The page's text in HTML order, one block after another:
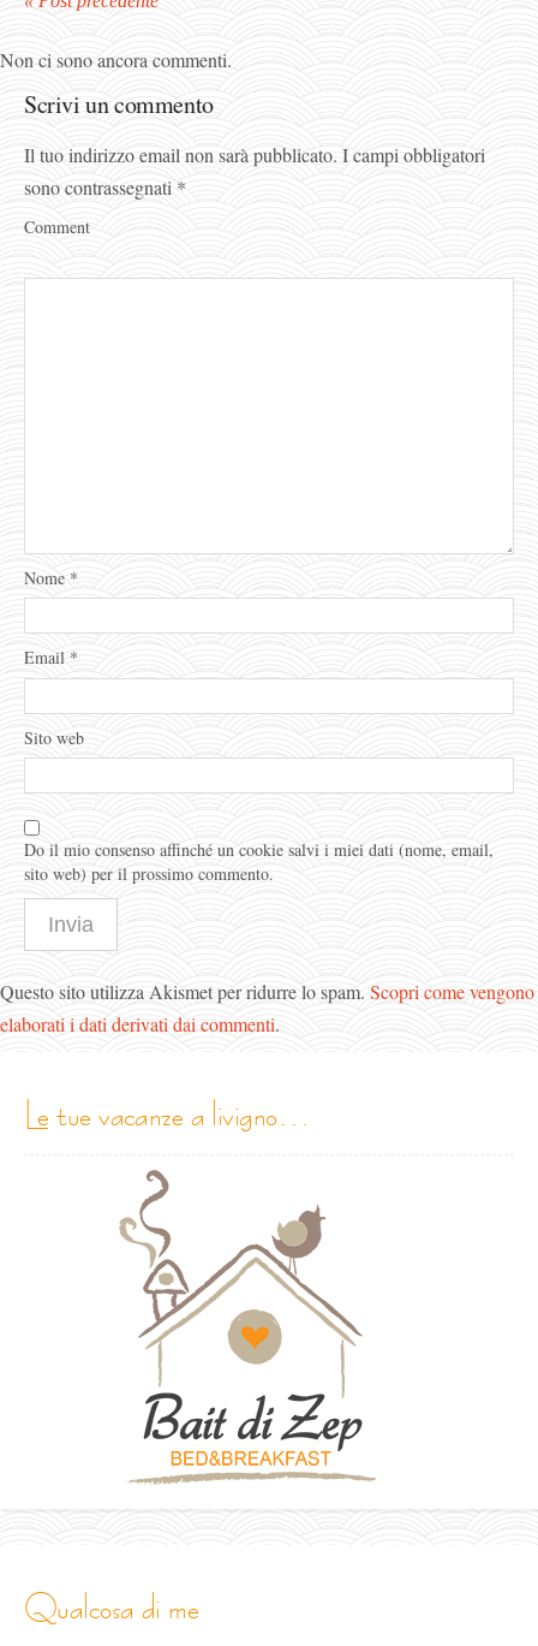
Non ci sono ancora commenti.
Scrivi un commento
Il tuo indirizzo email non sarà pubblicato. I campi obbligatori
sono contrassegnati *
Comment
Nome *
Email *
Sito web
Do il mio consenso affinché un cookie salvi i miei dati (nome, email,
sito web) per il prossimo commento.
Questo sito utilizza Akismet per ridurre lo spam. Scopri come vengono
elaborati i dati derivati dai commenti.
le tue vacanze a livigno…
qualcosa di me